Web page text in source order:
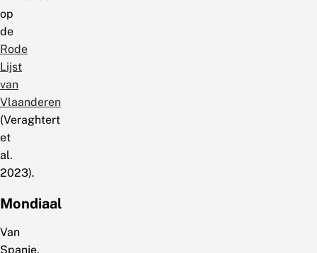
op
de
Rode
Lijst
van
Vlaanderen
(Veraghtert
et
al.
2023).
Mondiaal
Van
Spanje,